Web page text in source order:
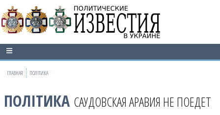
ГЛАВНАЯ ПОЛІТИКА
ПОЛІТИКА САУДОВСКАЯ АРАВИЯ НЕ ПОЕДЕТ